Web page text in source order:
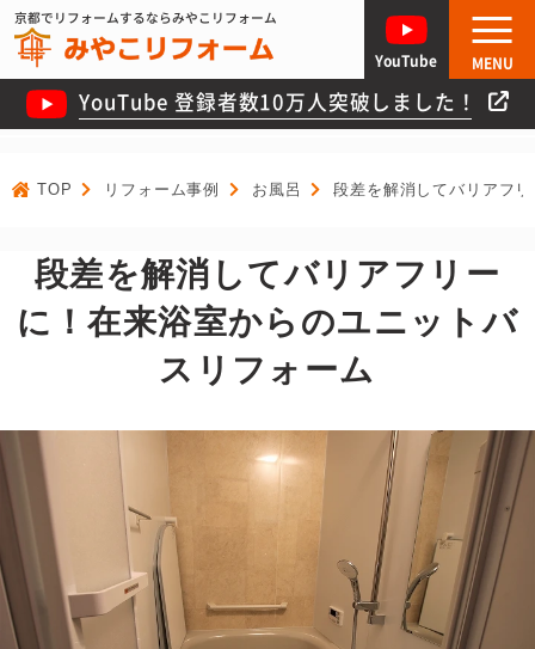
京都でリフォームするならみやこリフォーム
YouTube 登録者数10万人突破しました！
YouTube MENU
TOP リフォーム事例 お風呂 段差を解消してバリアフ
段差を解消してバリアフリー
に！在来浴室からのユニットバ
スリフォーム